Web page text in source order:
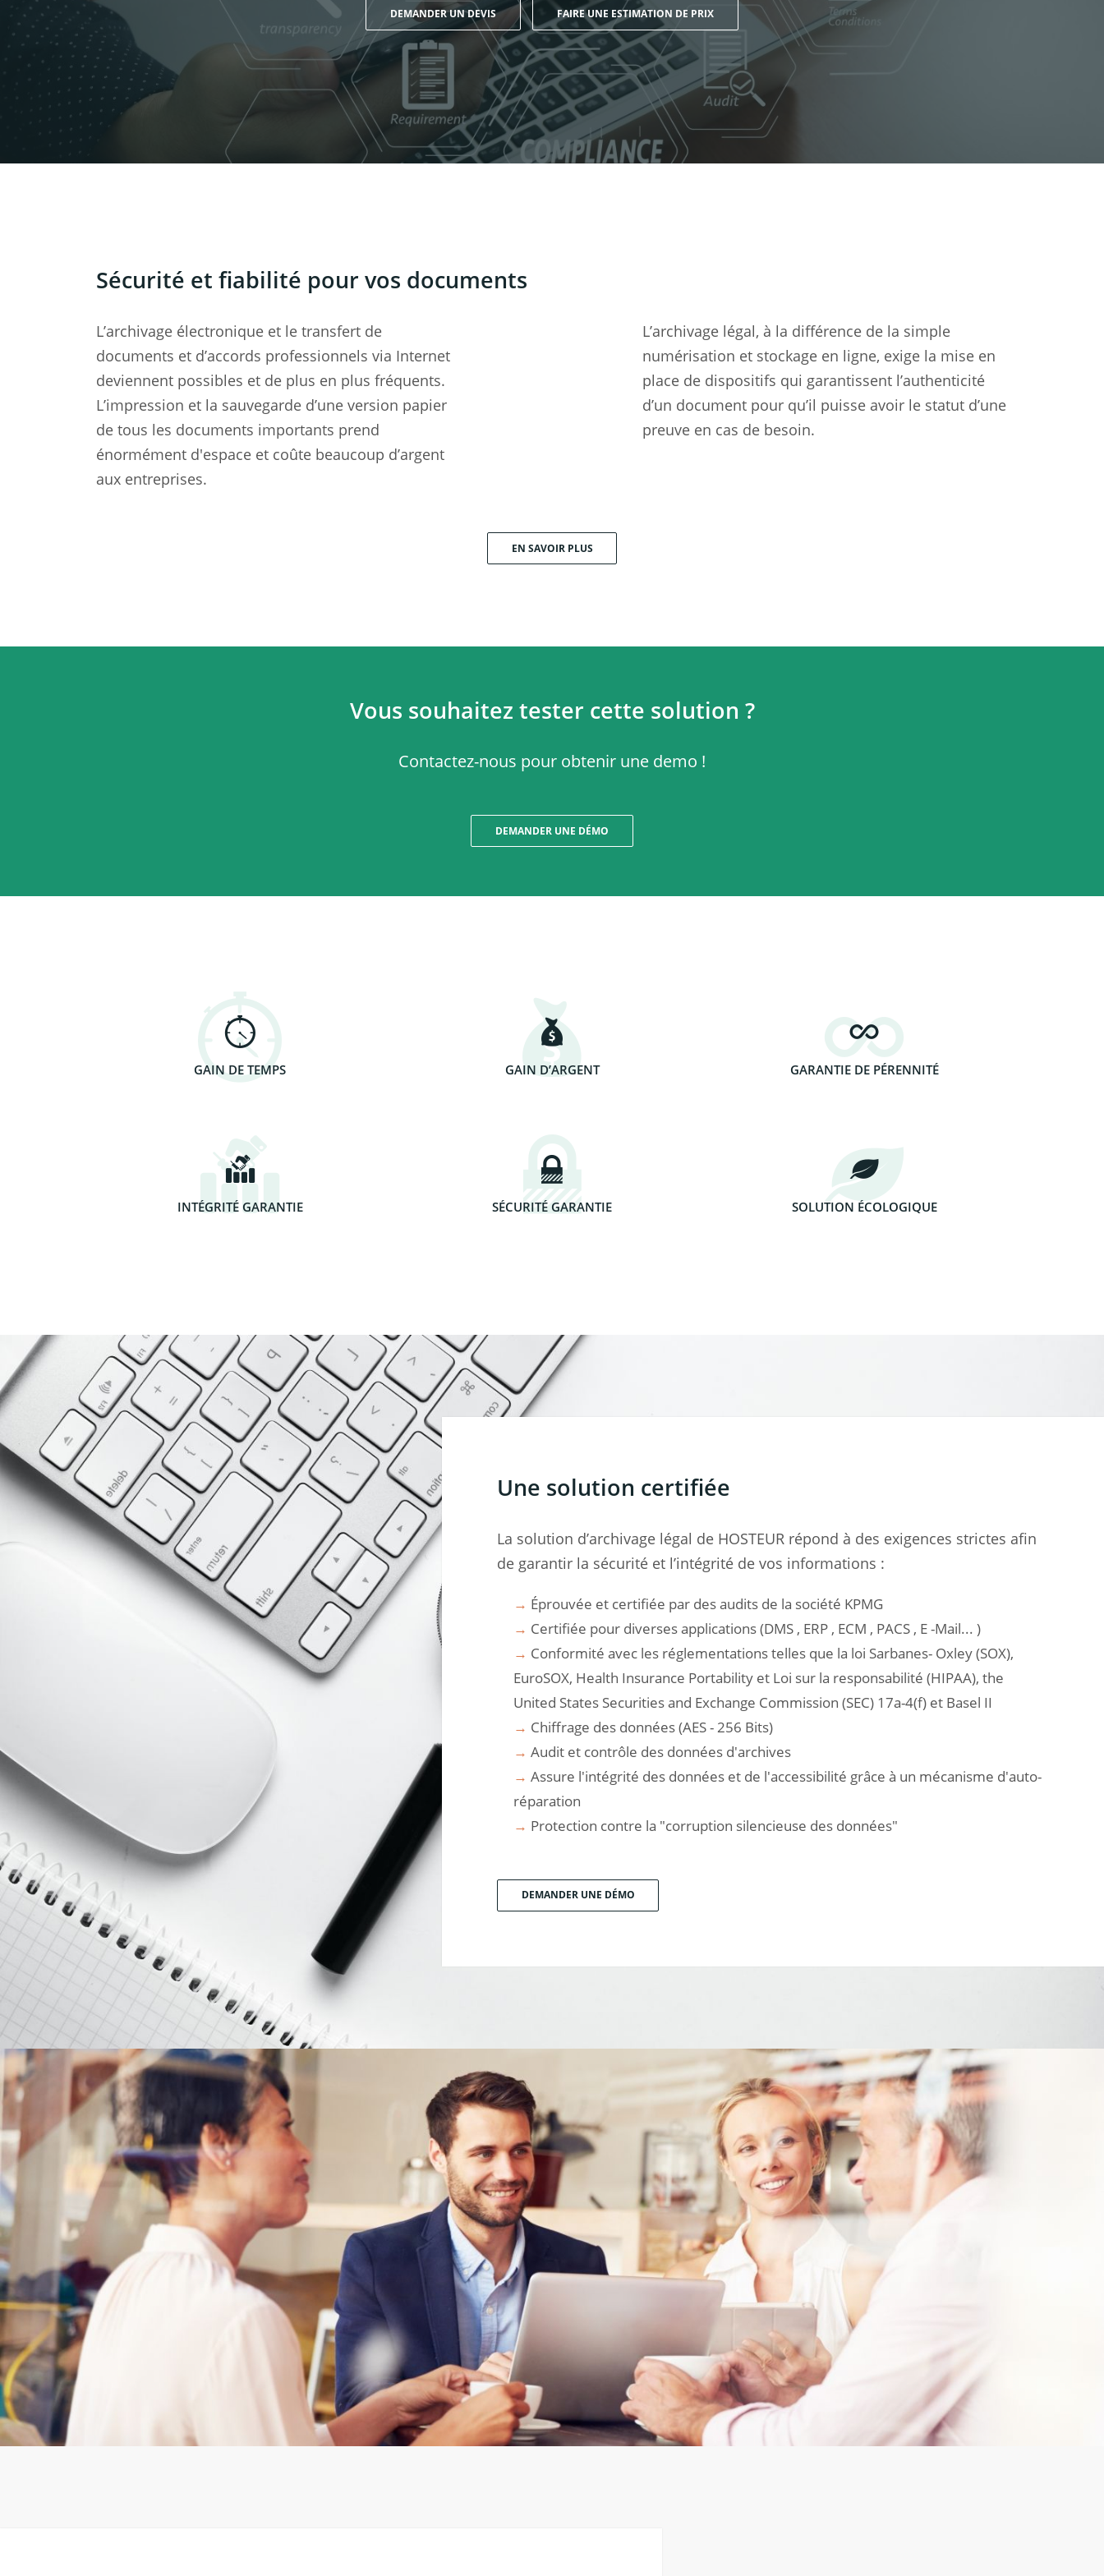
DEMANDER UN DEVIS FAIRE UNE ESTIMATION DE PRIX
Sécurité et fiabilité pour vos documents
L’archivage électronique et le transfert de
documents et d’accords professionnels via Internet
deviennent possibles et de plus en plus fréquents.
L’impression et la sauvegarde d’une version papier
de tous les documents importants prend
énormément d'espace et coûte beaucoup d’argent
aux entreprises.
L’archivage légal, à la différence de la simple
numérisation et stockage en ligne, exige la mise en
place de dispositifs qui garantissent l’authenticité
d’un document pour qu’il puisse avoir le statut d’une
preuve en cas de besoin.
EN SAVOIR PLUS
Vous souhaitez tester cette solution ?
Contactez-nous pour obtenir une demo !
DEMANDER UNE DÉMO
GAIN DE TEMPS GAIN D’ARGENT GARANTIE DE PÉRENNITÉ
INTÉGRITÉ GARANTIE SÉCURITÉ GARANTIE SOLUTION ÉCOLOGIQUE
Une solution certifiée
La solution d’archivage légal de HOSTEUR répond à des exigences strictes afin
de garantir la sécurité et l’intégrité de vos informations :
→ Éprouvée et certifiée par des audits de la société KPMG
→ Certifiée pour diverses applications (DMS , ERP , ECM , PACS , E -Mail... )
→ Conformité avec les réglementations telles que la loi Sarbanes- Oxley (SOX),
EuroSOX, Health Insurance Portability et Loi sur la responsabilité (HIPAA), the
United States Securities and Exchange Commission (SEC) 17a-4(f) et Basel II
→ Chiffrage des données (AES - 256 Bits)
→ Audit et contrôle des données d'archives
→ Assure l'intégrité des données et de l'accessibilité grâce à un mécanisme d'auto-
réparation
→ Protection contre la "corruption silencieuse des données"
DEMANDER UNE DÉMO